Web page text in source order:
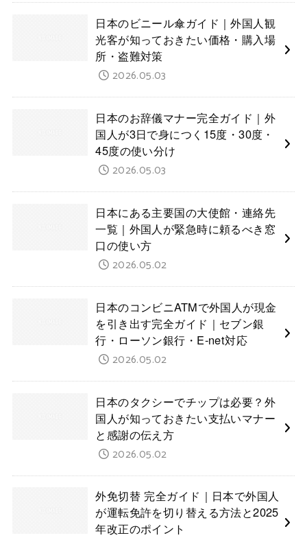
日本のビニール傘ガイド｜外国人観
光客が知っておきたい価格・購入場
所・盗難対策
2026.05.03
日本のお辞儀マナー完全ガイド｜外
国人が3日で身につく15度・30度・
45度の使い分け
2026.05.03
日本にある主要国の大使館・連絡先
一覧｜外国人が緊急時に頼るべき窓
口の使い方
2026.05.02
日本のコンビニATMで外国人が現金
を引き出す完全ガイド｜セブン銀
行・ローソン銀行・E-net対応
2026.05.02
日本のタクシーでチップは必要？外
国人が知っておきたい支払いマナー
と感謝の伝え方
2026.05.02
外免切替 完全ガイド｜日本で外国人
が運転免許を切り替える方法と2025
年改正のポイント